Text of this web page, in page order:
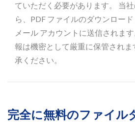
ていただく必要があります。 当
ら、PDF ファイルのダウンロー
メール アカウントに送信されま
報は機密として厳重に保管されま
承ください。
完全に無料のファイル